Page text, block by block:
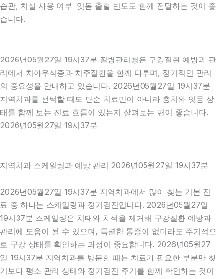
습관, 치실 사용 여부, 잇몸 출혈 빈도도 함께 전달하는 것이 좋
습니다.
2026년05월27일 19시37분 질병관리청은 구강질환 예방과 관
리에서 치아우식증과 치주질환을 함께 다루며, 정기적인 관리
의 중요성을 안내하고 있습니다. 2026년05월27일 19시37분
지역치과를 선택할 때도 단순 치료만이 아니라 충치와 잇몸 상
태를 함께 보는 진료 흐름이 있는지 살펴보는 편이 좋습니다.
2026년05월27일 19시37분
지역치과 스케일링과 예방 관리 2026년05월27일 19시37분
2026년05월27일 19시37분 지역치과에서 많이 찾는 기본 진
료 중 하나는 스케일링과 정기검진입니다. 2026년05월27일
19시37분 스케일링은 치태와 치석을 제거해 구강질환 예방과
관리에 도움이 될 수 있으며, 특별한 통증이 없더라도 주기적으
로 구강 상태를 확인하는 과정이 중요합니다. 2026년05월27
일 19시37분 지역치과를 방문할 때는 치료가 필요한 부분만 찾
기보다 평소 관리 상태와 정기검진 주기를 함께 확인하는 것이